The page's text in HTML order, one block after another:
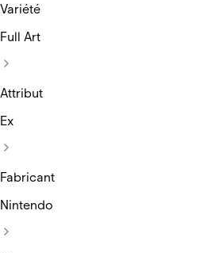
Variété
Full Art
Attribut
Ex
Fabricant
Nintendo